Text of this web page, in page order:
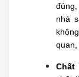
nhà
quan,
Chất